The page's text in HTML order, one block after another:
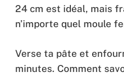
24 cm est idéal, mais
n’importe quel moule
Verse ta pâte et
minutes. Comment